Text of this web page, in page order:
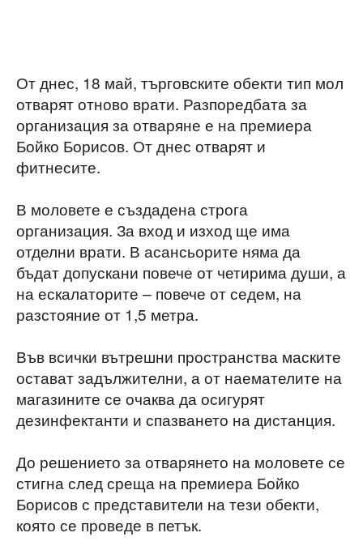
От днес, 18 май, търговските обекти тип мол
отварят отново врати. Разпоредбата за
организация за отваряне е на премиера
Бойко Борисов. От днес отварят и
фитнесите.
В моловете е създадена строга
организация. За вход и изход ще има
отделни врати. В асансьорите няма да
бъдат допускани повече от четирима души, а
на ескалаторите – повече от седем, на
разстояние от 1,5 метра.
Във всички вътрешни пространства маските
остават задължителни, а от наемателите на
магазините се очаква да осигурят
дезинфектанти и спазването на дистанция.
До решението за отварянето на моловете се
стигна след среща на премиера Бойко
Борисов с представители на тези обекти,
която се проведе в петък.